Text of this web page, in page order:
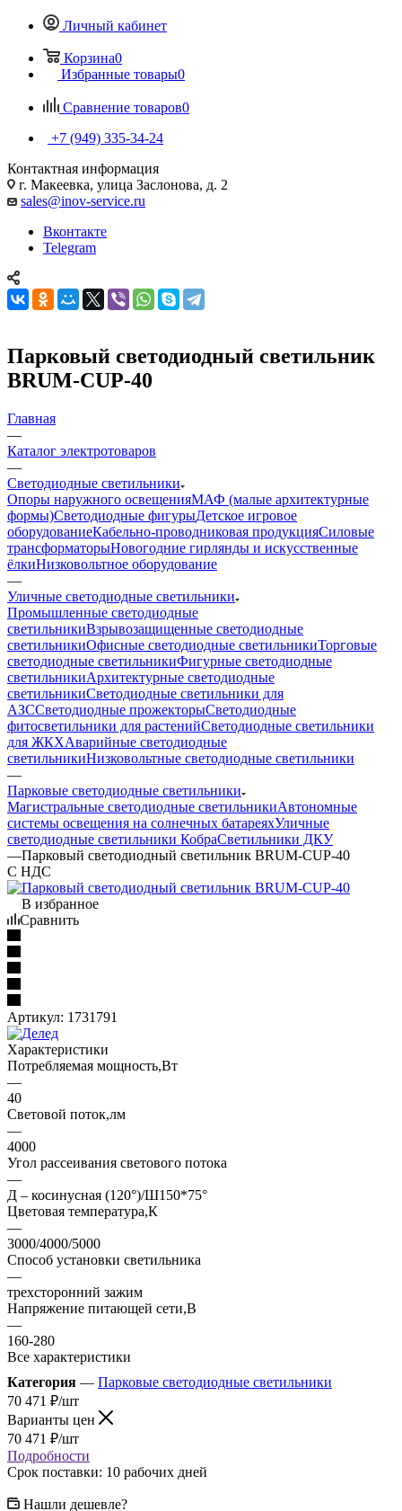
Личный кабинет
Корзина0
Избранные товары0
Сравнение товаров0
+7 (949) 335-34-24
Контактная информация
г. Макеевка, улица Заслонова, д. 2
sales@inov-service.ru
Вконтакте
Telegram
Парковый светодиодный светильник
BRUM-CUP-40
Главная
—
Каталог электротоваров
—
Светодиодные светильники
Опоры наружного освещенияМАФ (малые архитектурные
формы)Светодиодные фигурыДетское игровое
оборудованиеКабельно-проводниковая продукцияСиловые
трансформаторыНовогодние гирлянды и искусственные
ёлкиНизковольтное оборудование
—
Уличные светодиодные светильники
Промышленные светодиодные
светильникиВзрывозащищенные светодиодные
светильникиОфисные светодиодные светильникиТорговые
светодиодные светильникиФигурные светодиодные
светильникиАрхитектурные светодиодные
светильникиСветодиодные светильники для
АЗССветодиодные прожекторыСветодиодные
фитосветильники для растенийСветодиодные светильники
для ЖКХАварийные светодиодные
светильникиНизковольтные светодиодные светильники
—
Парковые светодиодные светильники
Магистральные светодиодные светильникиАвтономные
системы освещения на солнечных батареяхУличные
светодиодные светильники КобраСветильники ДКУ
—Парковый светодиодный светильник BRUM-CUP-40
С НДС
В избранное
Сравнить
Артикул: 1731791
Характеристики
Потребляемая мощность,Вт
—
40
Световой поток,лм
—
4000
Угол рассеивания светового потока
—
Д – косинусная (120°)/Ш150*75°
Цветовая температура,К
—
3000/4000/5000
Способ установки светильника
—
трехсторонний зажим
Напряжение питающей сети,В
—
160-280
Все характеристики
Категория — Парковые светодиодные светильники
70 471 ₽/шт
Варианты цен
70 471 ₽/шт
Подробности
Срок поставки: 10 рабочих дней
Нашли дешевле?